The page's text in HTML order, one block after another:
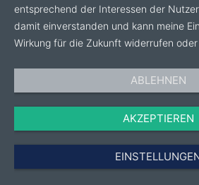
entsprechend der Interessen der
damit einverstanden und kann meine
Wirkung für die Zukunft widerrufen oder
ABLEHNEN
AKZEPTIEREN